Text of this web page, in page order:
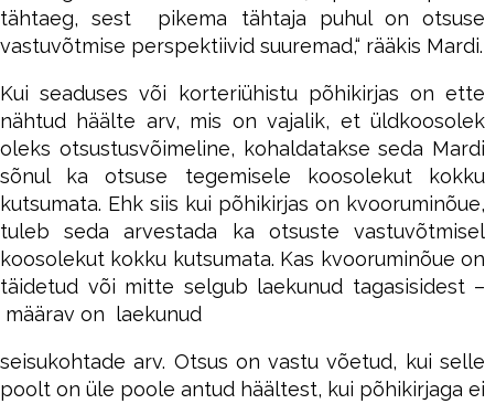
tähtaeg, sest pikema tähtaja puhul on otsuse
vastuvõtmise perspektiivid suuremad,“ rääkis Mardi.
Kui seaduses või korteriühistu põhikirjas on ette
nähtud häälte arv, mis on vajalik, et üldkoosolek
oleks otsustusvõimeline, kohaldatakse seda Mardi
sõnul ka otsuse tegemisele koosolekut kokku
kutsumata. Ehk siis kui põhikirjas on kvooruminõue,
tuleb seda arvestada ka otsuste vastuvõtmisel
koosolekut kokku kutsumata. Kas kvooruminõue on
täidetud või mitte selgub laekunud tagasisidest –
määrav on laekunud
seisukohtade arv. Otsus on vastu võetud, kui selle
poolt on üle poole antud häältest, kui põhikirjaga ei